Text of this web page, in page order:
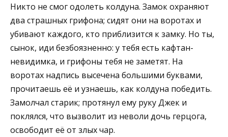
Никто не смог одолеть колдуна. Замок охраняют
два страшных грифона; сидят они на воротах и
убивают каждого, кто приблизится к замку. Но ты,
сынок, иди безбоязненно: у тебя есть кафтан-
невидимка, и грифоны тебя не заметят. На
воротах надпись высечена большими буквами,
прочитаешь её и узнаешь, как колдуна победить.
Замолчал старик; протянул ему руку Джек и
поклялся, что вызволит из неволи дочь герцога,
освободит её от злых чар.